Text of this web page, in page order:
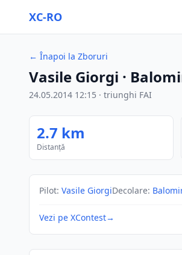
XC-RO
← Înapoi la Zboruri
Vasile Giorgi ·
24.05.2014 12:15 · triunghi FAI
2.7 km
Distanță
Pilot: Vasile GiorgiDecolare:
Vezi pe XContest→